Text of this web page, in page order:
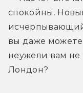
спокойны.
вы даже
неужели вам не
Лондон?